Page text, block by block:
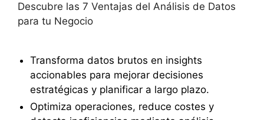
Descubre las 7 Ventajas del Análisis de Datos
para tu Negocio
Transforma datos brutos en insights
accionables para mejorar decisiones
estratégicas y planificar a largo plazo.
Optimiza operaciones, reduce costes y